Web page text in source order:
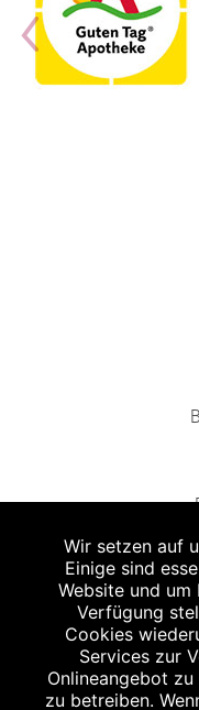
Abgabe in haushaltsüblichen
und Satzfehler keine Haftung.
Zu Risiken und
Sie Ihren Arzt oder Apotheker.
Wir setzen auf
Einige sind
Website und um
Verfügung
Cookies
Services zur
Onlineangebot
zu betreiben.